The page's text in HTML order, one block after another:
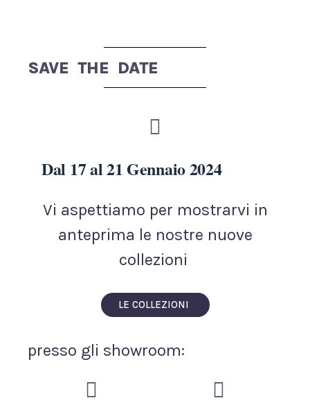
SAVE THE DATE
Dal 17 al 21 Gennaio 2024
Vi aspettiamo per mostrarvi in
anteprima le nostre nuove
collezioni
LE COLLEZIONI
presso gli showroom: